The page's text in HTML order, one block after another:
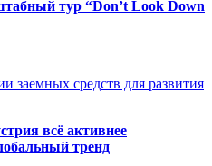
тур “Don’t Look Down
заемных средств для развития
всё активнее
тренд